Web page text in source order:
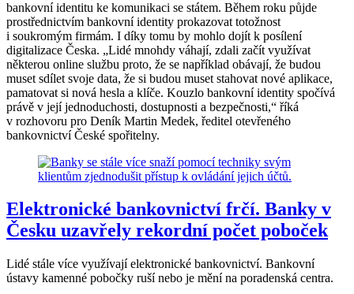
bankovní identitu ke komunikaci se státem. Během roku půjde
prostřednictvím bankovní identity prokazovat totožnost
i soukromým firmám. I díky tomu by mohlo dojít k posílení
digitalizace Česka. „Lidé mnohdy váhají, zdali začít využívat
některou online službu proto, že se například obávají, že budou
muset sdílet svoje data, že si budou muset stahovat nové aplikace,
pamatovat si nová hesla a klíče. Kouzlo bankovní identity spočívá
právě v její jednoduchosti, dostupnosti a bezpečnosti,“ říká
v rozhovoru pro Deník Martin Medek, ředitel otevřeného
bankovnictví České spořitelny.
Elektronické bankovnictví frčí. Banky v
Česku uzavřely rekordní počet poboček
Lidé stále více využívají elektronické bankovnictví. Bankovní
ústavy kamenné pobočky ruší nebo je mění na poradenská centra.